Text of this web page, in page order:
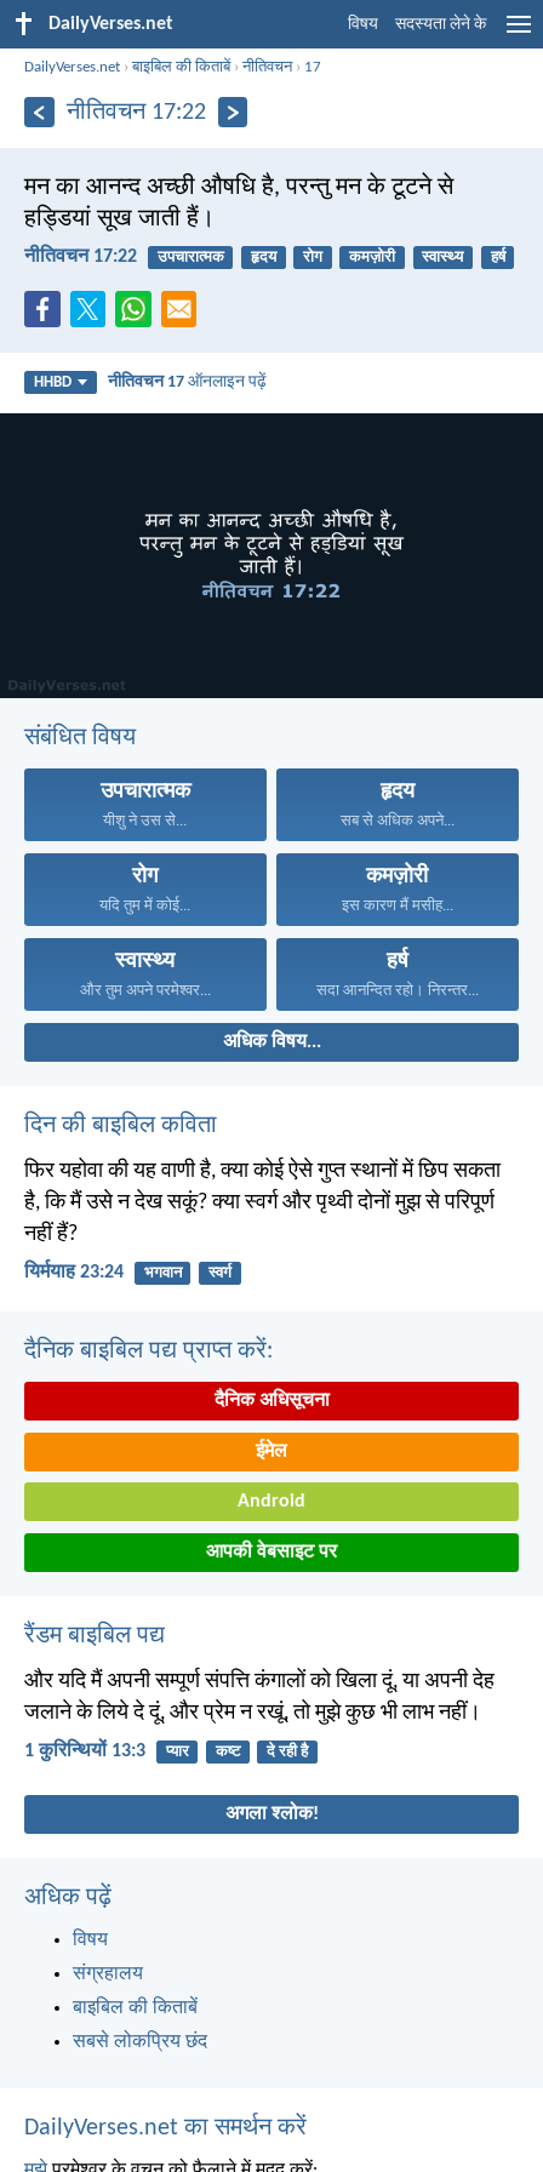
DailyVerses.net विषय सदस्यता लेने के
DailyVerses.net ›बाइबिल की किताबें›नीतिवचन› 17
नीतिवचन 17:22
मन का आनन्द अच्छी औषधि है, परन्तु मन के टूटने से
हड्डियां सूख जाती हैं।
नीतिवचन 17:22 उपचारात्मक हृदय रोग कमज़ोरी स्वास्थ्य हर्ष
HHBD नीतिवचन 17 ऑनलाइन पढ़ें
संबंधित विषय
उपचारात्मक
यीशु ने उस से...
हृदय
सब से अधिक अपने...
रोग
यदि तुम में कोई...
कमज़ोरी
इस कारण मैं मसीह...
स्वास्थ्य
और तुम अपने परमेश्वर...
हर्ष
सदा आनन्दित रहो। निरन्तर...
अधिक विषय...
दिन की बाइबिल कविता
फिर यहोवा की यह वाणी है, क्या कोई ऐसे गुप्त स्थानों में छिप सकता
है, कि मैं उसे न देख सकूं? क्या स्वर्ग और पृथ्वी दोनों मुझ से परिपूर्ण
नहीं हैं?
यिर्मयाह 23:24 भगवान स्वर्ग
दैनिक बाइबिल पद्य प्राप्त करें:
दैनिक अधिसूचना
ईमेल
Android
आपकी वेबसाइट पर
रैंडम बाइबिल पद्य
और यदि मैं अपनी सम्पूर्ण संपत्ति कंगालों को खिला दूं, या अपनी देह
जलाने के लिये दे दूं, और प्रेम न रखूं, तो मुझे कुछ भी लाभ नहीं।
1 कुरिन्थियों 13:3 प्यार कष्ट दे रही है
अगला श्लोक!
अधिक पढ़ें
विषय
संग्रहालय
बाइबिल की किताबें
सबसे लोकप्रिय छंद
DailyVerses.net का समर्थन करें